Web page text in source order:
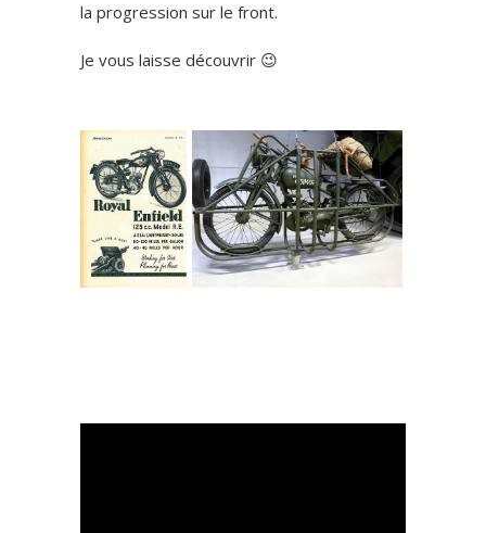
la progression sur le front.
Je vous laisse découvrir 😉